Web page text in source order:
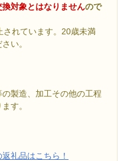
換対象とはなりませんので
れています。20歳未満
い。
製造、加工その他の工程
す。
礼品はこちら！